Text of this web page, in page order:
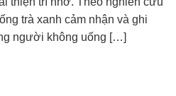
trà xanh cảm nhận và ghi
người không uống […]